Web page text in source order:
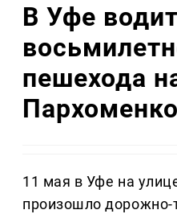
В Уфе
пешехода
Пархоменко
11 мая в Уфе на
произошло дорожно-